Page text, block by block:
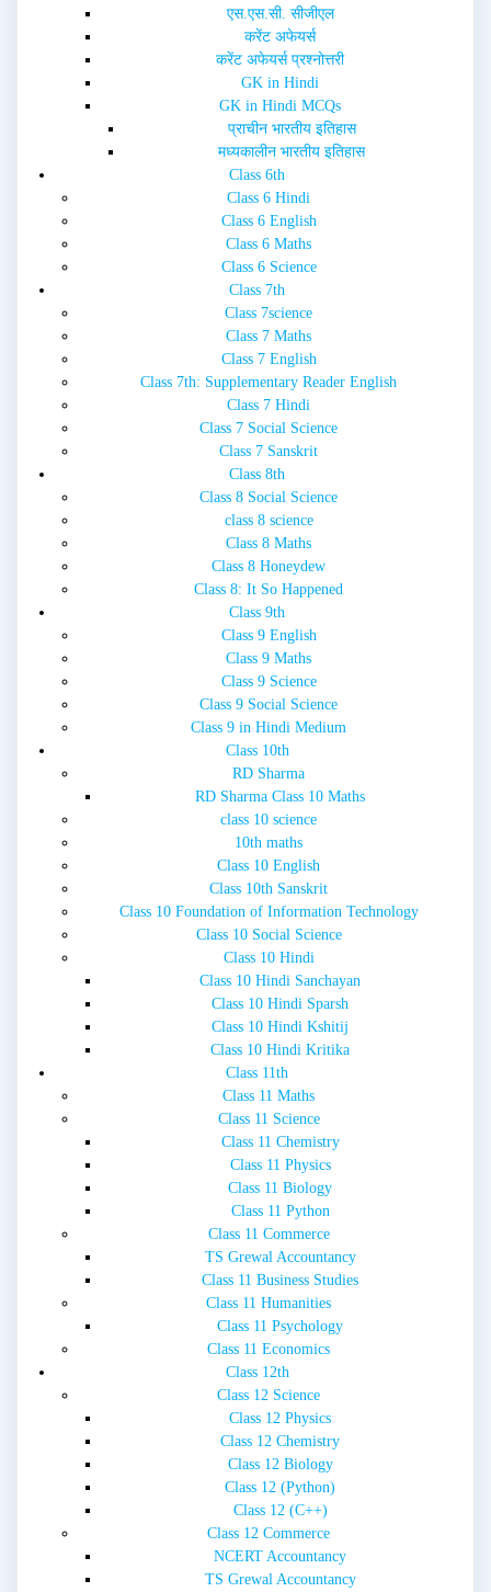
एस.एस.सी. सीजीएल
करेंट अफेयर्स
करेंट अफेयर्स प्रश्नोत्तरी
GK in Hindi
GK in Hindi MCQs
प्राचीन भारतीय इतिहास
मध्यकालीन भारतीय इतिहास
Class 6th
Class 6 Hindi
Class 6 English
Class 6 Maths
Class 6 Science
Class 7th
Class 7science
Class 7 Maths
Class 7 English
Class 7th: Supplementary Reader English
Class 7 Hindi
Class 7 Social Science
Class 7 Sanskrit
Class 8th
Class 8 Social Science
class 8 science
Class 8 Maths
Class 8 Honeydew
Class 8: It So Happened
Class 9th
Class 9 English
Class 9 Maths
Class 9 Science
Class 9 Social Science
Class 9 in Hindi Medium
Class 10th
RD Sharma
RD Sharma Class 10 Maths
class 10 science
10th maths
Class 10 English
Class 10th Sanskrit
Class 10 Foundation of Information Technology
Class 10 Social Science
Class 10 Hindi
Class 10 Hindi Sanchayan
Class 10 Hindi Sparsh
Class 10 Hindi Kshitij
Class 10 Hindi Kritika
Class 11th
Class 11 Maths
Class 11 Science
Class 11 Chemistry
Class 11 Physics
Class 11 Biology
Class 11 Python
Class 11 Commerce
TS Grewal Accountancy
Class 11 Business Studies
Class 11 Humanities
Class 11 Psychology
Class 11 Economics
Class 12th
Class 12 Science
Class 12 Physics
Class 12 Chemistry
Class 12 Biology
Class 12 (Python)
Class 12 (C++)
Class 12 Commerce
NCERT Accountancy
TS Grewal Accountancy